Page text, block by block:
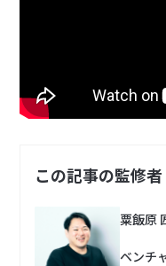
この記事の監修者
粟飯原
ベンチ